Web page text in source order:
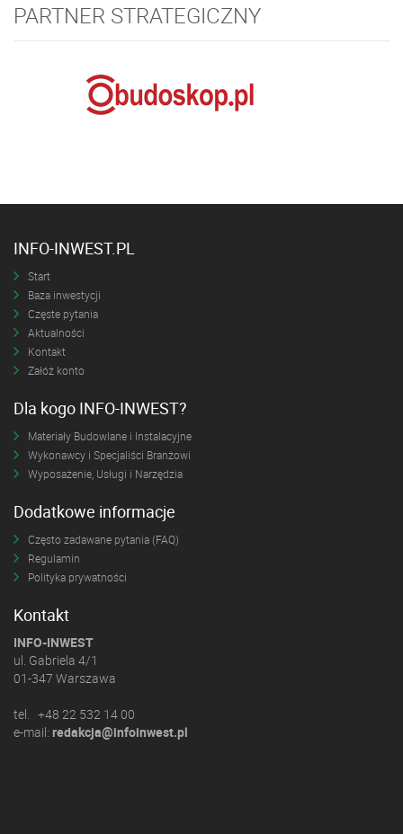
PARTNER STRATEGICZNY
INFO-INWEST.PL
Start
Baza inwestycji
Częste pytania
Aktualności
Kontakt
Załóż konto
Dla kogo INFO-INWEST?
Materiały Budowlane i Instalacyjne
Wykonawcy i Specjaliści Branżowi
Wyposażenie, Usługi i Narzędzia
Dodatkowe informacje
Często zadawane pytania (FAQ)
Regulamin
Polityka prywatności
Kontakt
INFO-INWEST
ul. Gabriela 4/1
01-347 Warszawa
tel. +48 22 532 14 00
e-mail: redakcja@infoinwest.pl